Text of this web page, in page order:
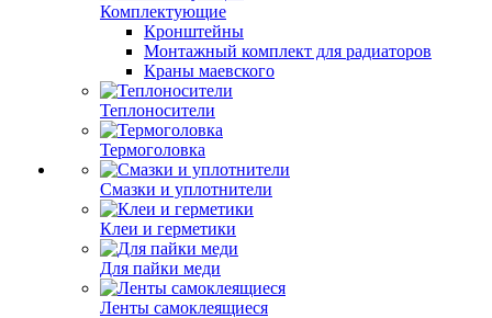
Комплектующие
Кронштейны
Монтажный комплект для радиаторов
Краны маевского
Теплоносители
Термоголовка
Смазки и уплотнители
Клеи и герметики
Для пайки меди
Ленты самоклеящиеся